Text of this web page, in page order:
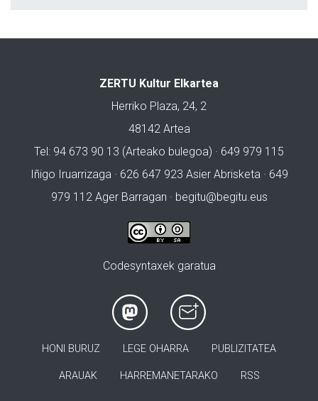
ZERTU Kultur Elkartea
Herriko Plaza, 24, 2
48142 Artea
Tel: 94 673 90 13 (Arteako bulegoa) · 649 979 115
Iñigo Iruarrizaga · 626 647 923 Asier Abrisketa · 649
979 112 Ager Barragan · begitu@begitu.eus
Codesyntaxek garatua
HONI BURUZ LEGE OHARRA PUBLIZITATEA
ARAUAK HARREMANETARAKO RSS